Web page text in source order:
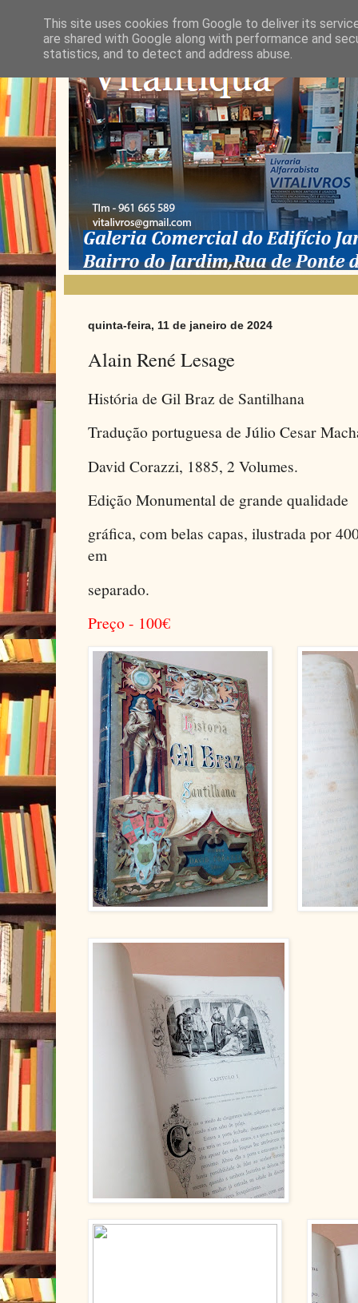
quinta-feira, 11 de janeiro de 2024
Alain René Lesage
História de Gil Braz de Santilhana
Tradução portuguesa de Júlio Cesar
David Corazzi, 1885, 2 Volumes.
Edição Monumental de grande qualidade
gráfica, com belas capas, ilustrada por
em
separado.
Preço - 100€
This site uses cookies from Google to deliver its
are shared with Google along with performance and
statistics, and to detect and address abuse.